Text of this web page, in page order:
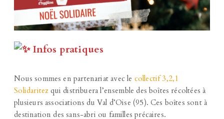
Infos pratiques
Nous sommes en partenariat avec le collectif 3,2,1
Solidaritez qui distribuera l’ensemble des boîtes récoltées à
plusieurs associations du Val d’Oise (95). Ces boîtes sont à
destination des sans-abri ou familles précaires.